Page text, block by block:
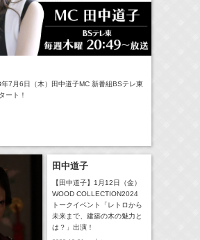
年7月6日（木）田中道子MC 新番組BSテレ東
ート！
田中道子
【田中道子】1月12日（金）
WOOD COLLECTION2024
トークイベント「レトロから
未来まで、建築の木の魅力と
は？」出演！